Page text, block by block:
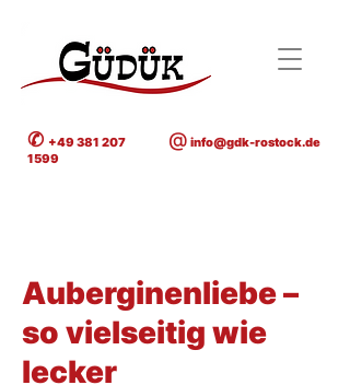
✆ +49 381 207
1599
@ info@gdk-rostock.de
Auberginenliebe –
so vielseitig wie
lecker